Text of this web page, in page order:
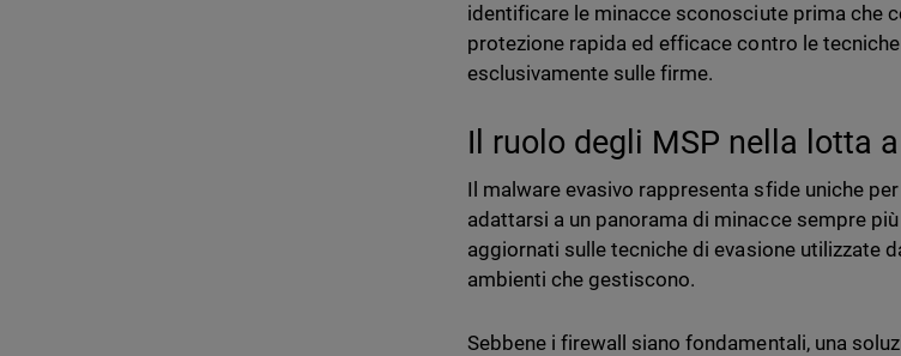
identificare le minacce sconosciute prima che
protezione rapida ed efficace contro le
esclusivamente sulle firme.
Il ruolo degli MSP nella lotta
Il malware evasivo rappresenta sfide uniche
adattarsi a un panorama di minacce sempre
aggiornati sulle tecniche di evasione utilizzate
ambienti che gestiscono.
Sebbene i firewall siano fondamentali, una